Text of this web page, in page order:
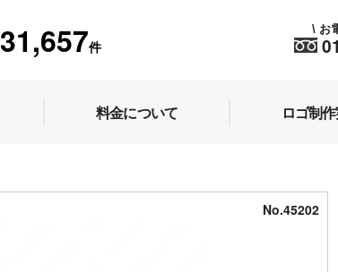
31,657件
\ お
料金について ロゴ制
No.45202